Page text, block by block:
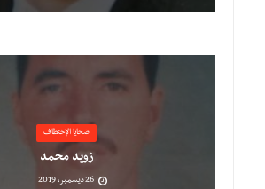
ضحايا الإختطاف
زويد محمد
26 ديسمبر، 2019